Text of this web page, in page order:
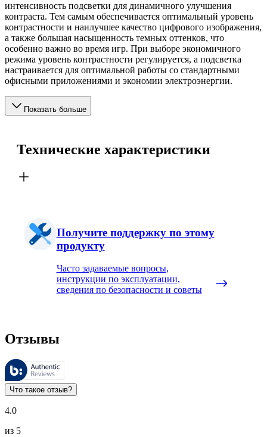
интенсивность подсветки для динамичного улучшения
контраста. Тем самым обеспечивается оптимальный уровень
контрастности и наилучшее качество цифрового изображения,
а также большая насыщенность темных оттенков, что
особенно важно во время игр. При выборе экономичного
режима уровень контрастности регулируется, а подсветка
настраивается для оптимальной работы со стандартными
офисными приложениями и экономии электроэнергии.
Показать больше
Технические характеристики
Получите поддержку по этому
продукту
Часто задаваемые вопросы,
инструкции по эксплуатации,
сведения по безопасности и советы
Отзывы
Этими отзывами управляет компания Bazaarvoice. Они
Оценки клиентов в виде отзыва и звездочек полезны для
Что такое отзыв?
4.0
из 5